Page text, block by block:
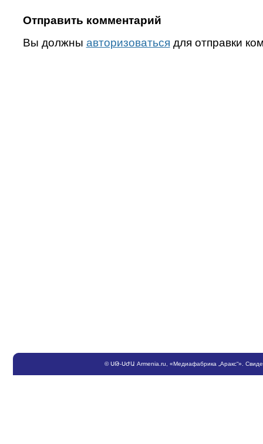
Отправить комментарий
Вы должны авторизоваться для отправки
©ՍԹ-ՍԺԱ Armenia.ru , «Медиафабрика „Аракс“».